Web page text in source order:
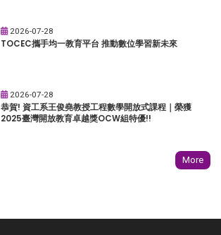
2026-07-28
TOCEC攜手均一教育平台 推動數位學習新未來
2026-07-28
恭賀! 資工系王俊堯教授工程數學開放式課程｜榮獲
2025臺灣開放教育卓越獎OCW組特優!!
More